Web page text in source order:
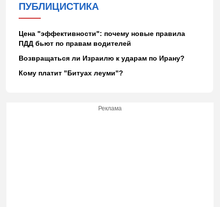
ПУБЛИЦИСТИКА
Цена "эффективности": почему новые правила
ПДД бьют по правам водителей
Возвращаться ли Израилю к ударам по Ирану?
Кому платит "Битуах леуми"?
Реклама